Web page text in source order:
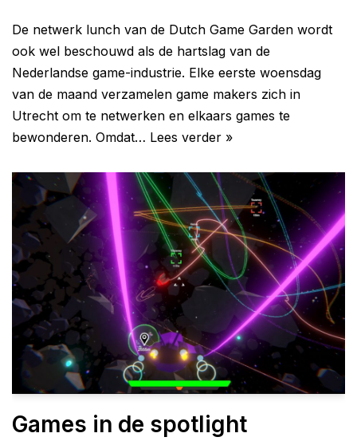
De netwerk lunch van de Dutch Game Garden wordt
ook wel beschouwd als de hartslag van de
Nederlandse game-industrie. Elke eerste woensdag
van de maand verzamelen game makers zich in
Utrecht om te netwerken en elkaars games te
bewonderen. Omdat… Lees verder »
Games in de spotlight